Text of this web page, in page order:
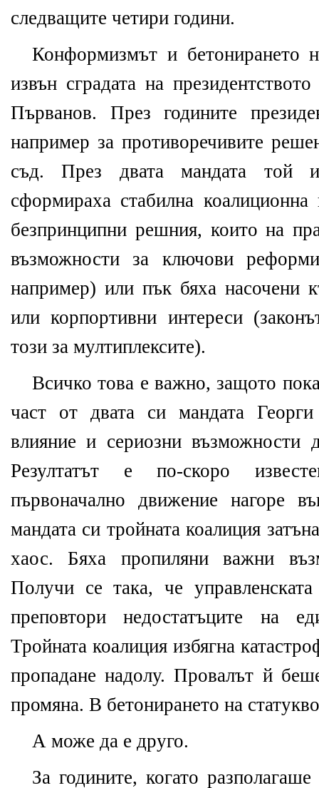
следващите четири години.
Конформизмът и бетонирането
извън сградата на
Първанов. През годините
например за противоречивите
съд. През двата мандата той
сформираха стабилна
безпринципни решния, които на
възможности за ключови
например) или пък бяха насочени
или корпортивни интереси
този за мултиплексите).
Всичко това е важно, защото
част от двата си мандата
влияние и сериозни възможности
Резултатът е по-скоро
първоначално движение нагоре
мандата си тройната коалиция
хаос. Бяха пропиляни важни
Получи се така, че
преповтори недостатъците на
Тройната коалиция избягна
пропадане надолу. Провалът й
промяна. В бетонирането на
А може да е друго.
За годините, когато